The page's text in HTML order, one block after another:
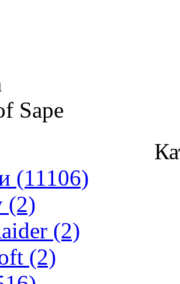
Sape
(11106)
(2)
(2)
(2)